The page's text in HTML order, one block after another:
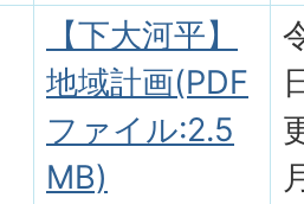
【下大河平】
地域計画(PDF
ファイル:2.5
MB)